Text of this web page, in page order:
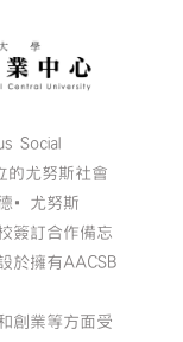
Social
的尤努斯社會
•尤努斯
簽訂合作備忘
於擁有AACSB
創業等方面受